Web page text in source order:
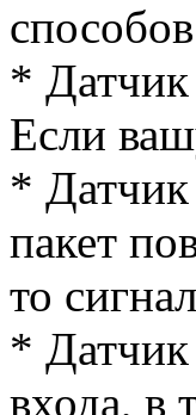
*
Если
* Датчик
пакет
то
* Датчик
входа, в